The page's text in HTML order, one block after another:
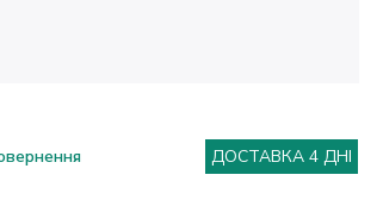
ДОСТАВКА 4 ДНІ